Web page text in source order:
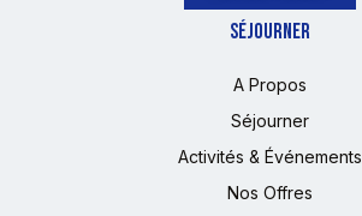
SÉJOURNER
A Propos
Séjourner
Activités & Événements
Nos Offres